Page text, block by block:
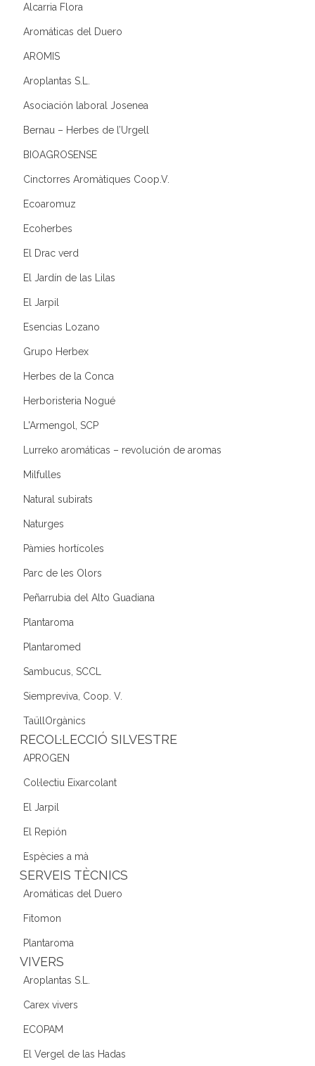
Alcarria Flora
Aromáticas del Duero
AROMIS
Aroplantas S.L.
Asociación laboral Josenea
Bernau – Herbes de l’Urgell
BIOAGROSENSE
Cinctorres Aromàtiques Coop.V.
Ecoaromuz
Ecoherbes
El Drac verd
El Jardín de las Lilas
El Jarpil
Esencias Lozano
Grupo Herbex
Herbes de la Conca
Herboristeria Nogué
L'Armengol, SCP
Lurreko aromáticas – revolución de aromas
Milfulles
Natural subirats
Naturges
Pàmies hortícoles
Parc de les Olors
Peñarrubia del Alto Guadiana
Plantaroma
Plantaromed
Sambucus, SCCL
Siempreviva, Coop. V.
TaüllOrgànics
RECOL·LECCIÓ SILVESTRE
APROGEN
Col·lectiu Eixarcolant
El Jarpil
El Repión
Espècies a mà
SERVEIS TÈCNICS
Aromáticas del Duero
Fitomon
Plantaroma
VIVERS
Aroplantas S.L.
Carex vivers
ECOPAM
El Vergel de las Hadas